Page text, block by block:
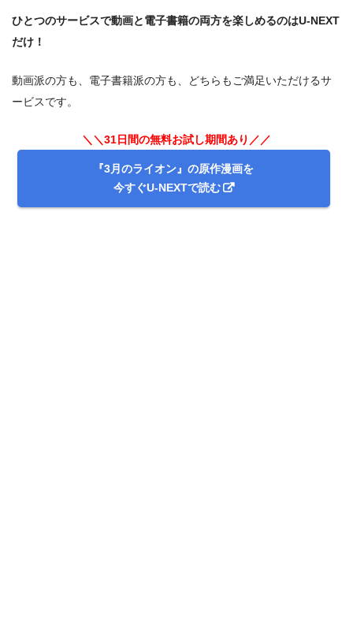
＼＼31日間無料!!お試し解約もOK／／
ひとつのサービスで動画と電子書籍の両方を楽しめるのはU-NEXT
だけ！
動画派の方も、電子書籍派の方も、どちらもご満足いただけるサ
ービスです。
＼＼31日間の無料お試し期間あり／／
『3月のライオン』の原作漫画を
今すぐU-NEXTで読む